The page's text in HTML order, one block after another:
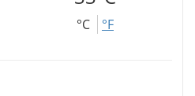
°C °F